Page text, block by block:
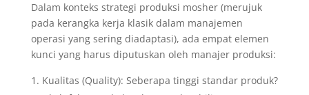
Dalam konteks strategi produksi mosher (merujuk
pada kerangka kerja klasik dalam manajemen
operasi yang sering diadaptasi), ada empat elemen
kunci yang harus diputuskan oleh manajer produksi:
Kualitas (Quality): Seberapa tinggi standar produk?